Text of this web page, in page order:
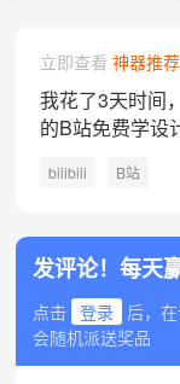
立即查看 神器推荐
我花了3天时间
的B站免费学设
bilibili B站
发评论！每天
点击 登录
后，
会随机派送奖品